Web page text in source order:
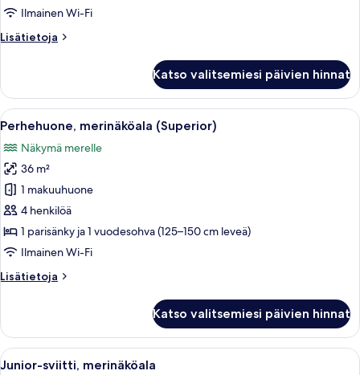
Ilmainen Wi-Fi
Lisätietoja
Lisätietoja
merinäköala
Katso valitsemiesi päivien hinnat
Avaa
kaikki
huonetyypin
Perhehuone,
merinäköala
(Superior)
kuvat
Perhehuone, merinäköala
2
Perhehuone, merinäköala (Superior)
Näkymä merelle
36 m²
1 makuuhuone
4 henkilöä
1 parisänky ja 1 vuodesohva (125–150 cm leveä)
Ilmainen Wi-Fi
Lisätietoja
Lisätietoja
(Superior)
Katso valitsemiesi päivien hinnat
Avaa
Junior-sviitti, merinäköala | 1
7
Junior-sviitti, merinäköala